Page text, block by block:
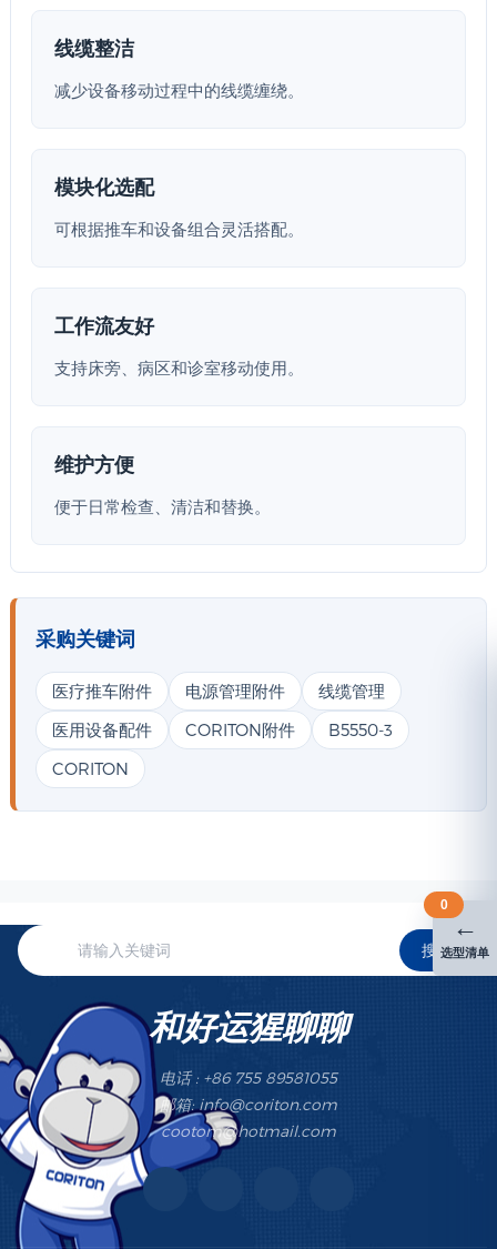
线缆整洁
减少设备移动过程中的线缆缠绕。
模块化选配
可根据推车和设备组合灵活搭配。
工作流友好
支持床旁、病区和诊室移动使用。
维护方便
便于日常检查、清洁和替换。
采购关键词
医疗推车附件 电源管理附件
线缆管理
医用设备配件
CORITON附件
B5550-3
CORITON
搜索
和好运猩聊聊
电话 : +86 755 89581055
邮箱: info@coriton.com
cootom@hotmail.com
←
选型清单
0